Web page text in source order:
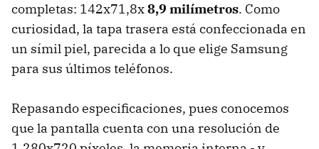
completas: 142x71,8x8,9 milímetros. Como
curiosidad, la tapa trasera está confeccionada en
un símil piel, parecida a lo que elige Samsung
para sus últimos teléfonos.
Repasando especificaciones, pues conocemos
que la pantalla cuenta con una resolución de